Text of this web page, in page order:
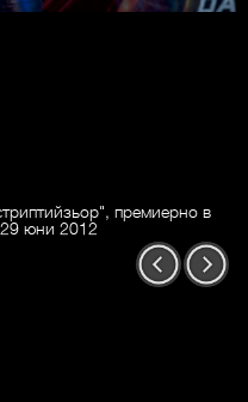
премиерно в
юни 2012